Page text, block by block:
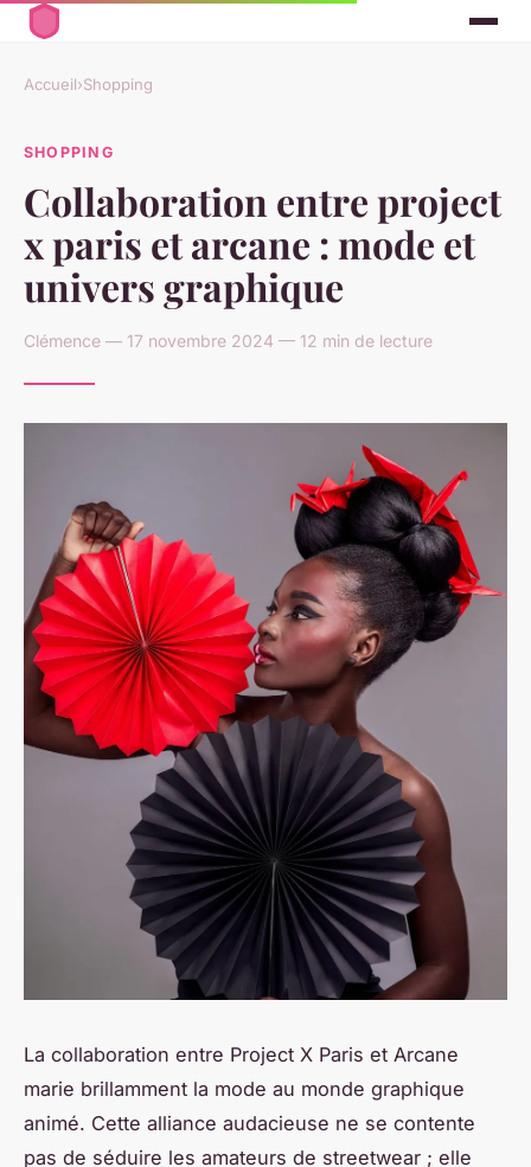
Accueil›Shopping
SHOPPING
Collaboration entre project
x paris et arcane : mode et
univers graphique
Clémence — 17 novembre 2024 — 12 min de lecture
La collaboration entre Project X Paris et Arcane
marie brillamment la mode au monde graphique
animé. Cette alliance audacieuse ne se contente
pas de séduire les amateurs de streetwear ; elle